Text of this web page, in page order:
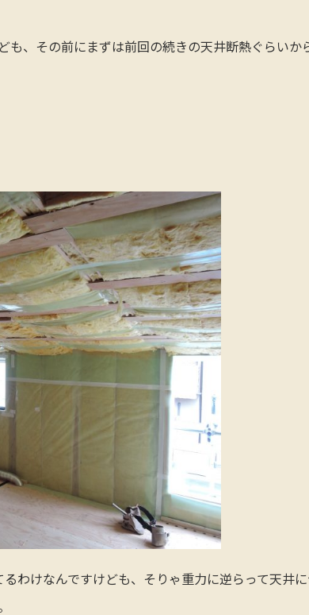
も、その前にまずは前回の続きの天井断熱ぐらいか
わけなんですけども、そりゃ重力に逆らって天井